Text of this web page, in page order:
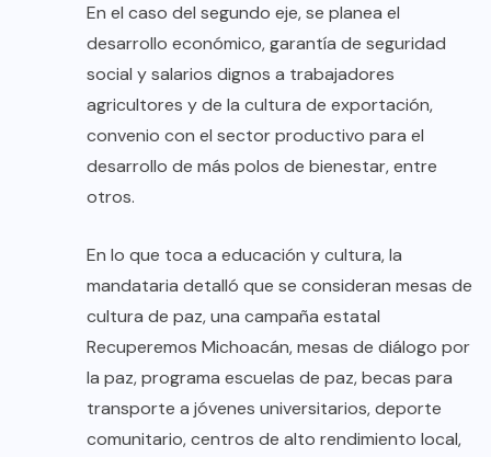
En el caso del segundo eje, se planea el
desarrollo económico, garantía de seguridad
social y salarios dignos a trabajadores
agricultores y de la cultura de exportación,
convenio con el sector productivo para el
desarrollo de más polos de bienestar, entre
otros.
En lo que toca a educación y cultura, la
mandataria detalló que se consideran mesas de
cultura de paz, una campaña estatal
Recuperemos Michoacán, mesas de diálogo por
la paz, programa escuelas de paz, becas para
transporte a jóvenes universitarios, deporte
comunitario, centros de alto rendimiento local,